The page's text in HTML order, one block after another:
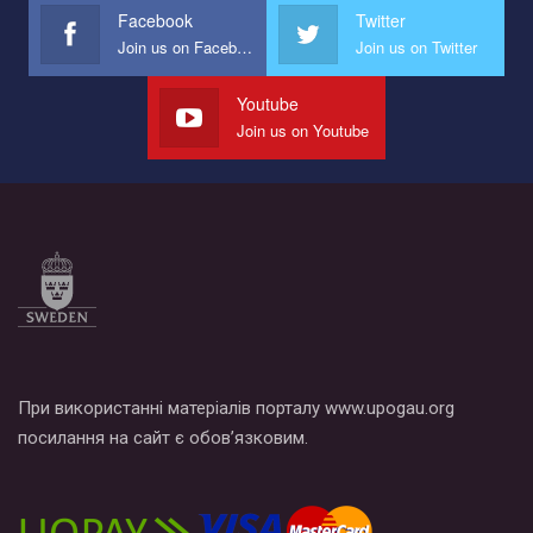
Facebook
Join us on Facebook
Twitter
Join us on Twitter
Youtube
Join us on Youtube
При використанні матеріалів порталу www.upogau.org
посилання на сайт є обов’язковим.